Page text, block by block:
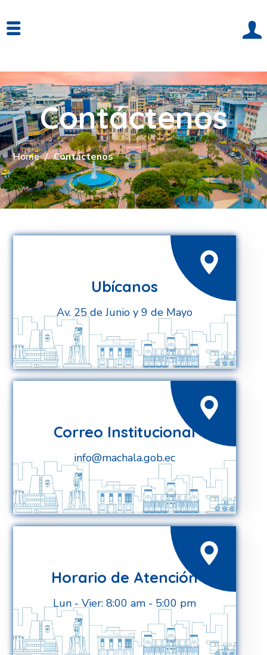
Contáctenos
Home Contáctenos
Ubícanos
Av. 25 de Junio y 9 de Mayo
Correo Institucional
info@machala.gob.ec
Horario de Atención
Lun - Vier: 8:00 am - 5:00 pm